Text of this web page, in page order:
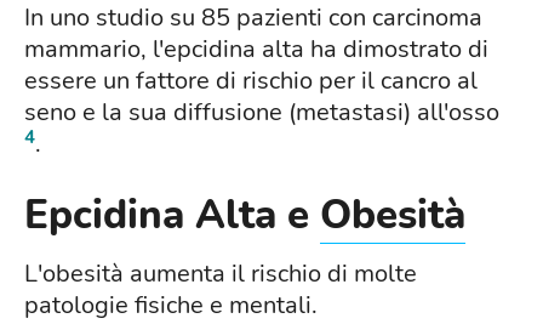
In uno studio su 85 pazienti con carcinoma
mammario, l'epcidina alta ha dimostrato di
essere un fattore di rischio per il cancro al
seno e la sua diffusione (metastasi) all'osso
4.
Epcidina Alta e Obesità
L'obesità aumenta il rischio di molte
patologie fisiche e mentali.